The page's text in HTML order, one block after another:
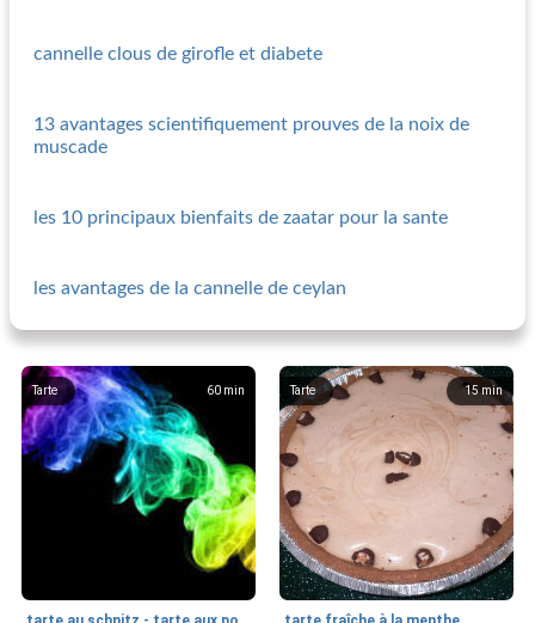
cannelle clous de girofle et diabete
13 avantages scientifiquement prouves de la noix de
muscade
les 10 principaux bienfaits de zaatar pour la sante
les avantages de la cannelle de ceylan
60 min
Tarte 15 min
Tarte